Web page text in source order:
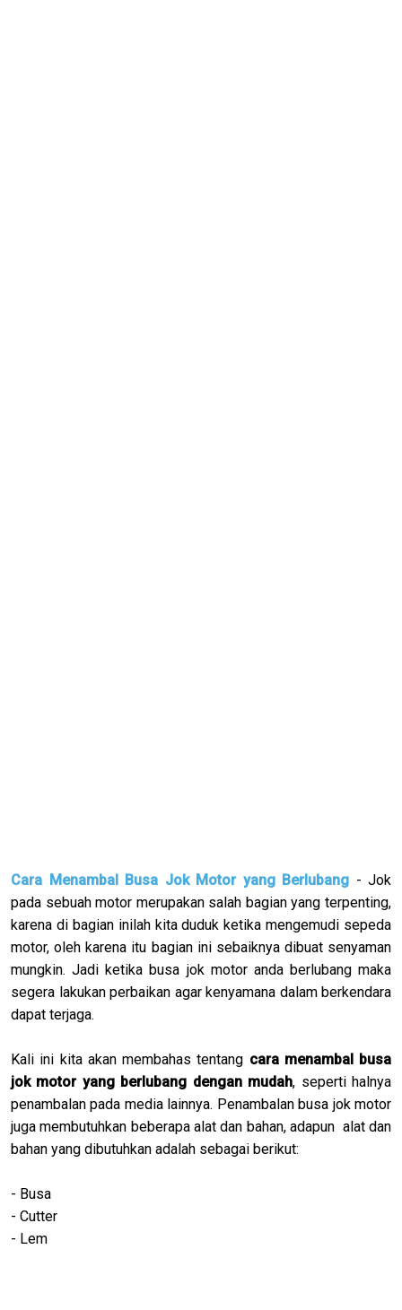
Cara Menambal Busa Jok Motor yang Berlubang - Jok
pada sebuah motor merupakan salah bagian yang terpenting,
karena di bagian inilah kita duduk ketika mengemudi sepeda
motor, oleh karena itu bagian ini sebaiknya dibuat senyaman
mungkin. Jadi ketika busa jok motor anda berlubang maka
segera lakukan perbaikan agar kenyamana dalam berkendara
dapat terjaga.
Kali ini kita akan membahas tentang cara menambal busa
jok motor yang berlubang dengan mudah, seperti halnya
penambalan pada media lainnya. Penambalan busa jok motor
juga membutuhkan beberapa alat dan bahan, adapun alat dan
bahan yang dibutuhkan adalah sebagai berikut:
- Busa
- Cutter
- Lem